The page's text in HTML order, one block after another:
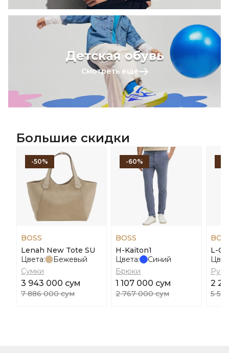
Детская обувь
Смотреть еще
Большие скидки
-50%
BOSS
Lenah New Tote SU
Цвета:
Бежевый
Сумки
3 943 000 сум
7 886 000 сум
-60%
BOSS
H-Kaiton1
Цвета:
Синий
Брюки
1 107 000 сум
2 767 000 сум
L-
2
5